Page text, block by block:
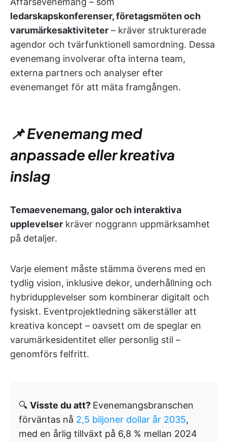
ledarskapskonferenser, företagsmöten och
varumärkesaktiviteter – kräver strukturerade
agendor och tvärfunktionell samordning. Dessa
evenemang involverar ofta interna team,
externa partners och analyser efter
evenemanget för att mäta framgången.
📌 Evenemang med
anpassade eller kreativa
inslag
Temaevenemang, galor och interaktiva
upplevelser kräver noggrann uppmärksamhet
på detaljer.
Varje element måste stämma överens med en
tydlig vision, inklusive dekor, underhållning och
hybridupplevelser som kombinerar digitalt och
fysiskt. Eventprojektledning säkerställer att
kreativa koncept – oavsett om de speglar en
varumärkesidentitet eller personlig stil –
genomförs felfritt.
🔍 Visste du att? Evenemangsbranschen
förväntas nå 2,5 biljoner dollar år 2035,
med en årlig tillväxt på 6,8 % mellan 2024